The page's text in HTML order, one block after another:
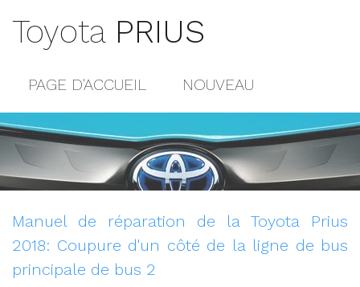
Toyota PRIUS
PAGE D'ACCUEIL NOUVEAU
POPULAIRE
CONTACTS
Manuel de réparation de la Toyota Prius
2018: Coupure d'un côté de la ligne de bus
principale de bus 2